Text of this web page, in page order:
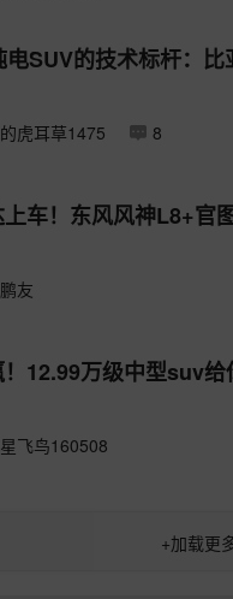
电SUV的技术标杆：
虎耳草1475 8
车！东风风神L8+官
友
12.99万级中型suv
飞鸟160508
+加载更